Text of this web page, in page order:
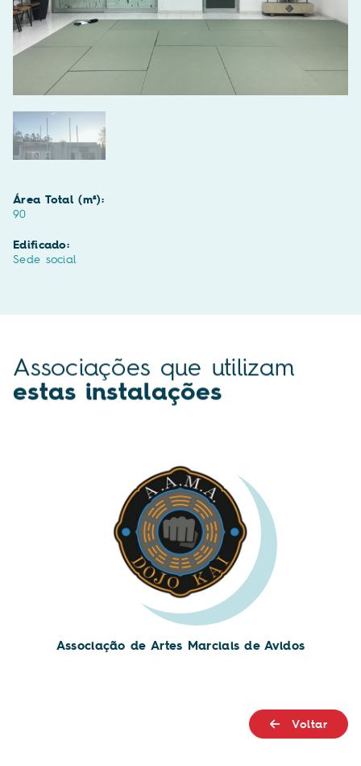
Área Total (m²):
90
Edificado:
Sede social
Associações que utilizam
estas instalações
Associação de Artes Marciais de Avidos
Voltar